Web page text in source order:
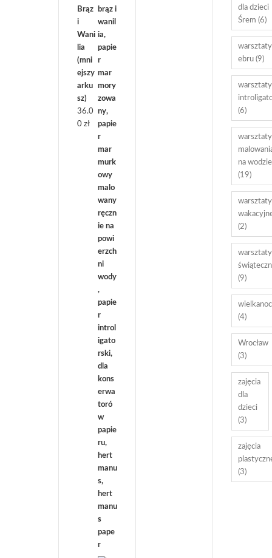
Brąz
i
Wani
lia
(mni
ejszy
arku
sz)
36.0
0 zł
dla dzieci
Śrem (6)
warsztaty
ebru (9)
warsztaty
(6)
warsztaty
na wodzie
(19)
warsztaty
(2)
warsztaty
(9)
wielkanoc
(4)
Wrocław
(3)
zajęcia
dla
dzieci
(3)
zajęcia
(3)